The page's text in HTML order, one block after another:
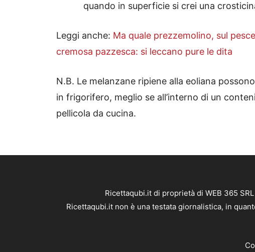
quando in superficie si crei una
Leggi anche: Ma quale prezzemolino, sul
cremosa pazzesca: si leccano pure le dita
N.B. Le melanzane ripiene alla eoliana
in frigorifero, meglio se all’interno di un
pellicola da cucina.
Ricettaqubi.it di proprietà di WEB 365
Ricettaqubi.it non è una testata giornalistica, in